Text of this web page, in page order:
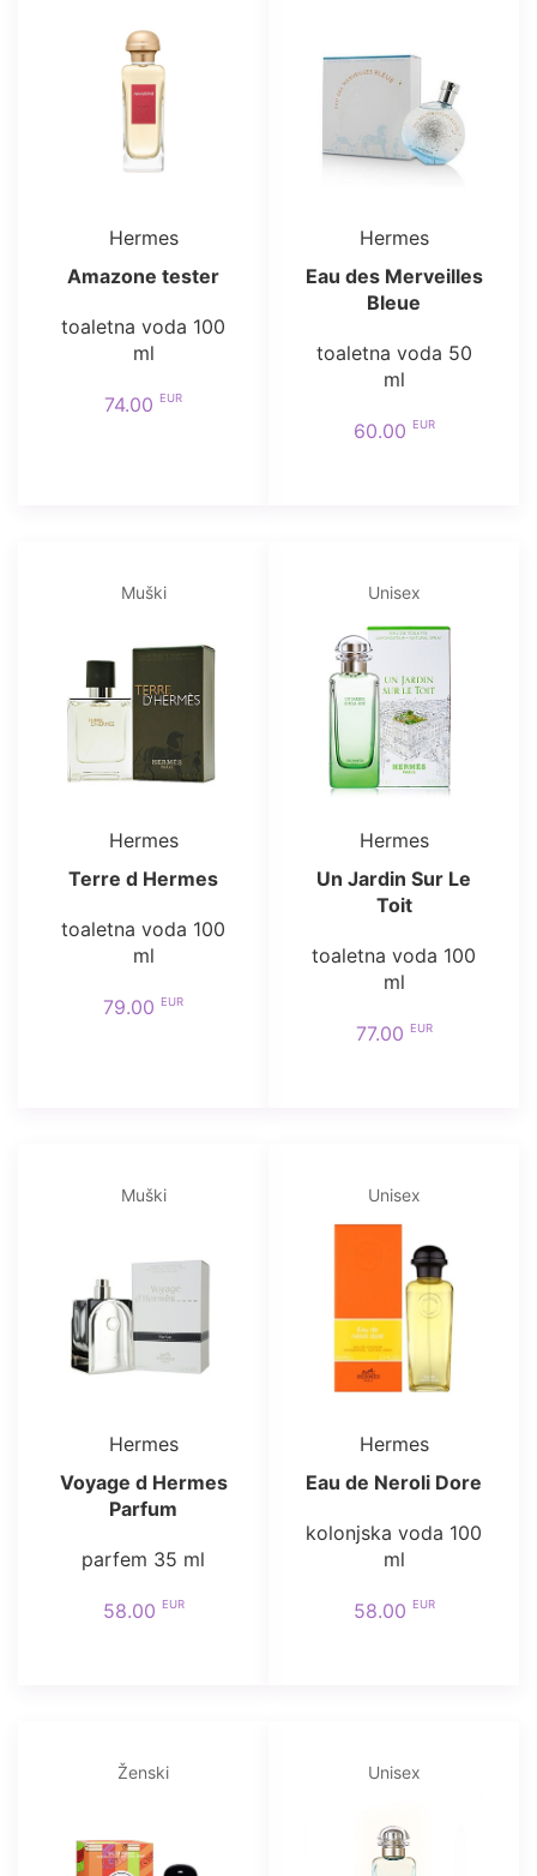
Hermes
Amazone tester
toaletna voda 100
ml
74.00 EUR
Hermes
Eau des Merveilles
Bleue
toaletna voda 50
ml
60.00 EUR
Muški
Hermes
Terre d Hermes
toaletna voda 100
ml
79.00 EUR
Unisex
Hermes
Un Jardin Sur Le
Toit
toaletna voda 100
ml
77.00 EUR
Muški
Hermes
Voyage d Hermes
Parfum
parfem 35 ml
58.00 EUR
Unisex
Hermes
Eau de Neroli Dore
kolonjska voda 100
ml
58.00 EUR
Ženski Unisex